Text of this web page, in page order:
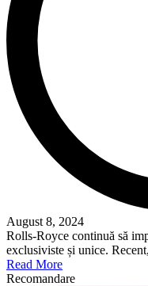
August 8, 2024
Rolls-Royce continuă să
exclusiviste și unice.
Read More
Recomandare